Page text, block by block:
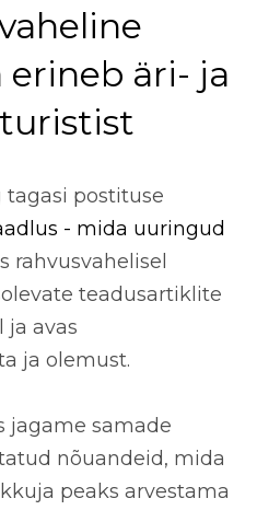
äri- ja
postituse
- mida uuringud
rahvusvahelisel
teadusartiklite
ja avas
ja olemust.
jagame samade
nõuandeid, mida
peaks arvestama